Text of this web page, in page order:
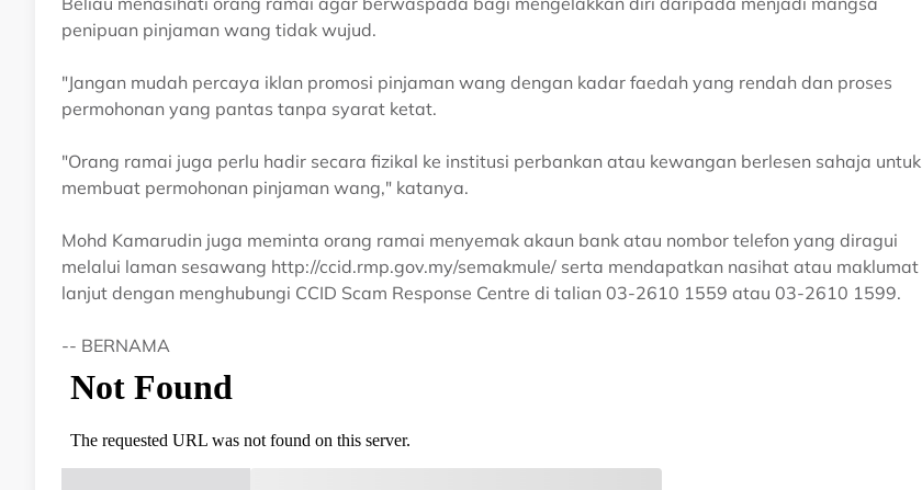
penipuan pinjaman wang tidak wujud.
"Jangan mudah percaya iklan promosi pinjaman wang dengan kadar faedah yang rendah dan proses
permohonan yang pantas tanpa syarat ketat.
"Orang ramai juga perlu hadir secara fizikal ke institusi perbankan atau kewangan berlesen sahaja untuk
membuat permohonan pinjaman wang," katanya.
Mohd Kamarudin juga meminta orang ramai menyemak akaun bank atau nombor telefon yang diragui
melalui laman sesawang http://ccid.rmp.gov.my/semakmule/ serta mendapatkan nasihat atau maklumat
lanjut dengan menghubungi CCID Scam Response Centre di talian 03-2610 1559 atau 03-2610 1599.
-- BERNAMA